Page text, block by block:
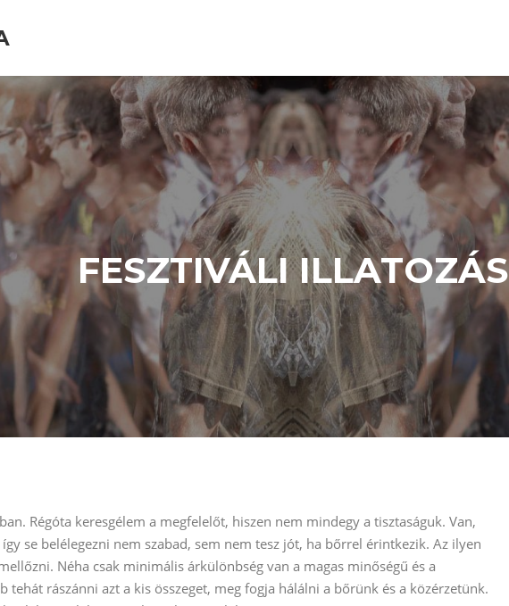
FESZTIVÁLI ILLATOZÁS
Régóta keresgélem a megfelelőt, hiszen nem mindegy a tisztaságuk. Van,
se belélegezni nem szabad, sem nem tesz jót, ha bőrrel érintkezik. Az ilyen
Néha csak minimális árkülönbség van a magas minőségű és a
tehát rászánni azt a kis összeget, meg fogja hálálni a bőrünk és a közérzetünk.